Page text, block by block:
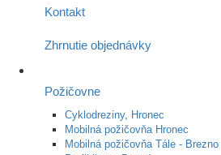
Kontakt
Zhrnutie objednávky
Požičovne
Cyklodreziny, Hronec
Mobilná požičovňa Hronec
Mobilná požičovňa Tále - Brezno